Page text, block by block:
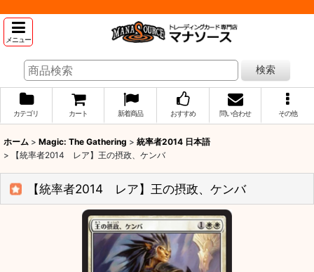
メニュー
検索
カテゴリ カート 新着商品 おすすめ 問い合わせ その他
ホーム > Magic: The Gathering > 統率者2014 日本語
>
【統率者2014 レア】王の摂政、ケンバ
【統率者2014 レア】王の摂政、ケンバ